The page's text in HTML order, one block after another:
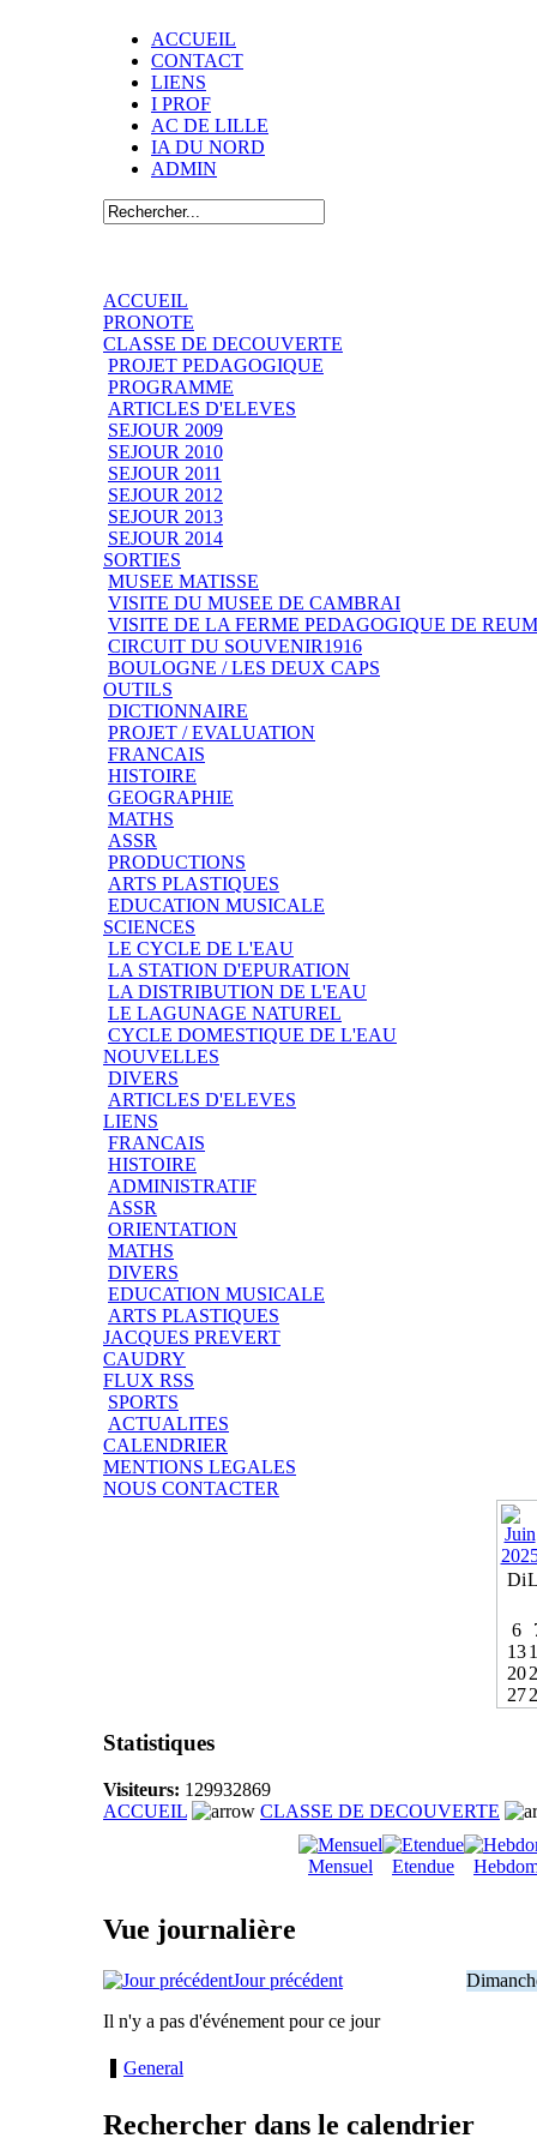
ACCUEIL
CONTACT
LIENS
I PROF
AC DE LILLE
IA DU NORD
ADMIN
ACCUEIL
PRONOTE
CLASSE DE DECOUVERTE
PROJET PEDAGOGIQUE
PROGRAMME
ARTICLES D'ELEVES
SEJOUR 2009
SEJOUR 2010
SEJOUR 2011
SEJOUR 2012
SEJOUR 2013
SEJOUR 2014
SORTIES
MUSEE MATISSE
VISITE DU MUSEE DE CAMBRAI
VISITE DE LA FERME PEDAGOGIQUE DE
CIRCUIT DU SOUVENIR1916
BOULOGNE / LES DEUX CAPS
OUTILS
DICTIONNAIRE
PROJET / EVALUATION
FRANCAIS
HISTOIRE
GEOGRAPHIE
MATHS
ASSR
PRODUCTIONS
ARTS PLASTIQUES
EDUCATION MUSICALE
SCIENCES
LE CYCLE DE L'EAU
LA STATION D'EPURATION
LA DISTRIBUTION DE L'EAU
LE LAGUNAGE NATUREL
CYCLE DOMESTIQUE DE L'EAU
NOUVELLES
DIVERS
ARTICLES D'ELEVES
LIENS
FRANCAIS
HISTOIRE
ADMINISTRATIF
ASSR
ORIENTATION
MATHS
DIVERS
EDUCATION MUSICALE
ARTS PLASTIQUES
JACQUES PREVERT
CAUDRY
FLUX RSS
SPORTS
ACTUALITES
CALENDRIER
MENTIONS LEGALES
NOUS CONTACTER
Di
6
13
20
27
Statistiques
Visiteurs: 129932869
ACCUEIL
CLASSE DE DECOUVERTE
Mensuel Etendue
Vue journalière
Jour précédent
Il n'y a pas d'événement pour ce jour
General
Rechercher dans le calendrier